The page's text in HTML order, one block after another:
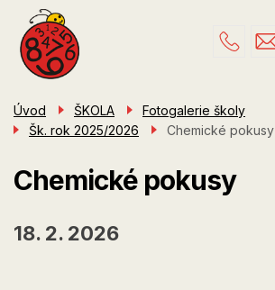
hlavnímu
obsahu
Menu
navigace
ŠKOLA
PRO RODIČE
ÚŘEDNÍ DESKA
KONTAKTY
Úvod ŠKOLA
Fotogalerie školy
Šk. rok 2025/2026
Chemické pokusy
Chemické pokusy
18. 2. 2026